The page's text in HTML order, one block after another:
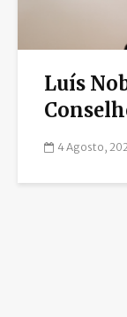
Luís
4 Agosto,